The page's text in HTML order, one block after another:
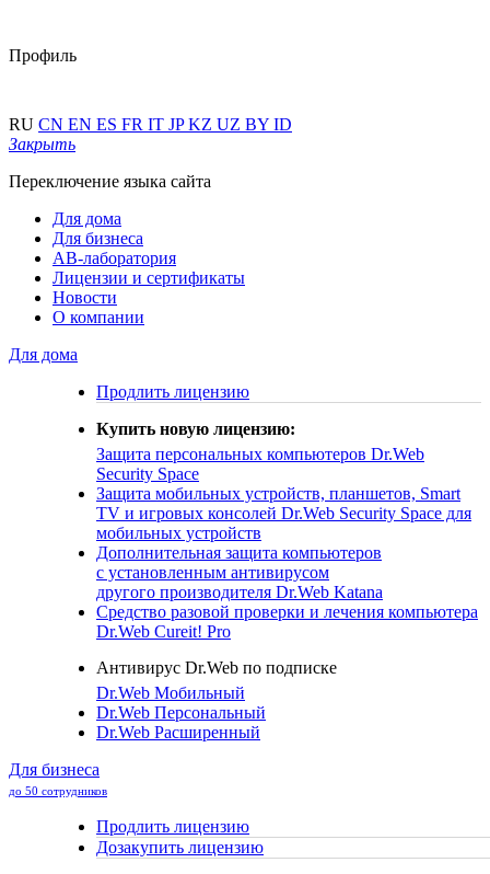
Профиль
RU CN EN ES FR IT JPKZ UZ BY ID
Закрыть
Переключение языка сайта
Для дома
Для бизнеса
АВ-лаборатория
Лицензии и сертификаты
Новости
О компании
Для дома
Продлить лицензию
Купить новую лицензию:
Защита персональных компьютеров Dr.Web
Security Space
Защита мобильных устройств, планшетов, Smart
TV и игровых консолей Dr.Web Security Space для
мобильных устройств
Дополнительная защита компьютеров
с установленным антивирусом
другого производителя Dr.Web Katana
Средство разовой проверки и лечения компьютера
Dr.Web Cureit! Pro
Антивирус Dr.Web по подписке
Dr.Web Мобильный
Dr.Web Персональный
Dr.Web Расширенный
Для бизнеса
до 50 сотрудников
Продлить лицензию
Дозакупить лицензию